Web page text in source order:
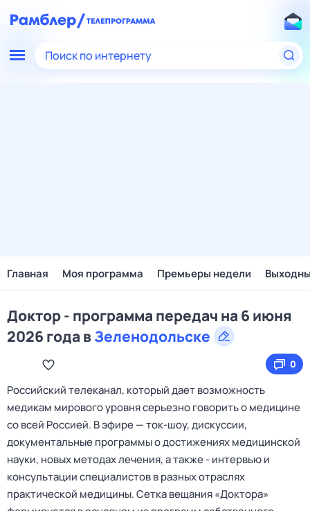
Поиск по интернету
Главная Моя программа Премьеры недели
Доктор - программа передач на 6 июня
2026 года вЗеленодольске
0
Российский телеканал, который дает возможность
медикам мирового уровня серьезно говорить о медицине
со всей Россией. В эфире — ток‑шоу, дискуссии,
документальные программы о достижениях медицинской
науки, новых методах лечения, а также - интервью и
консультации специалистов в разных отраслях
практической медицины. Сетка вещания «Доктора»